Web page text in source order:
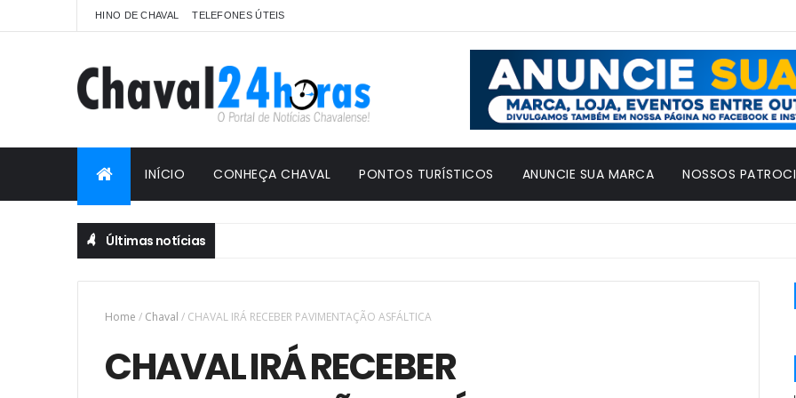
HINO DE CHAVAL TELEFONES ÚTEIS
INÍCIO CONHEÇA CHAVAL PONTOS TURÍSTICOS ANUNCIE SUA MARCA NOSSOS
Últimas notícias
Home / Chaval / CHAVAL IRÁ RECEBER PAVIMENTAÇÃO ASFÁLTICA
CHAVAL IRÁ RECEBER